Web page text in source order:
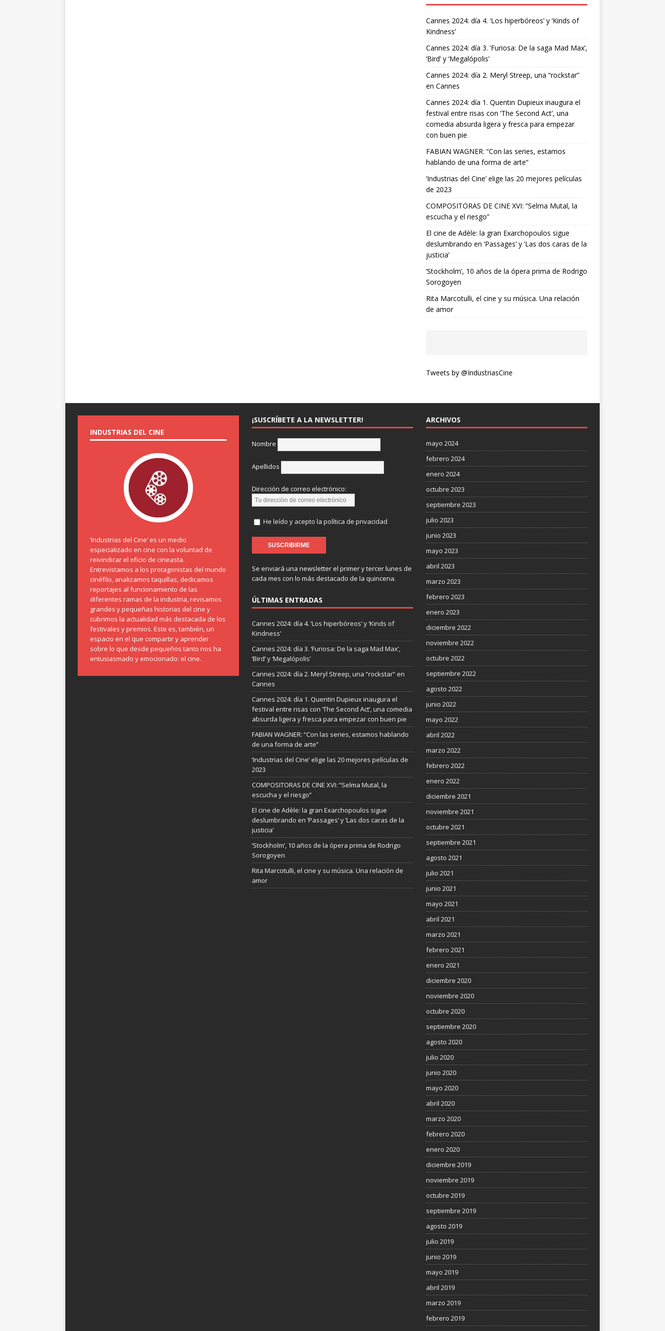
Cannes 2024: día 4. ‘Los hiperbóreos’ y ‘Kinds of
Kindness’
Cannes 2024: día 3. ‘Furiosa: De la saga Mad Max’,
‘Bird’ y ‘Megalópolis’
Cannes 2024: día 2. Meryl Streep, una “rockstar”
en Cannes
Cannes 2024: día 1. Quentin Dupieux inaugura el
festival entre risas con ‘The Second Act’, una
comedia absurda ligera y fresca para empezar
con buen pie
FABIAN WAGNER: “Con las series, estamos
hablando de una forma de arte”
‘Industrias del Cine’ elige las 20 mejores películas
de 2023
COMPOSITORAS DE CINE XVI: “Selma Mutal, la
escucha y el riesgo”
El cine de Adèle: la gran Exarchopoulos sigue
deslumbrando en ’Passages’ y ’Las dos caras de la
justicia’
‘Stockholm’, 10 años de la ópera prima de Rodrigo
Sorogoyen
Rita Marcotulli, el cine y su música. Una relación
de amor
Tweets by @IndustriasCine
INDUSTRIAS DEL CINE
‘Industrias del Cine’ es un medio
especializado en cine con la voluntad de
reivindicar el oficio de cineasta.
Entrevistamos a los protagonistas del mundo
cinéfilo, analizamos taquillas, dedicamos
reportajes al funcionamiento de las
diferentes ramas de la industria, revisamos
grandes y pequeñas historias del cine y
cubrimos la actualidad más destacada de los
festivales y premios. Este es, también, un
espacio en el que compartir y aprender
sobre lo que desde pequeños tanto nos ha
entusiasmado y emocionado: el cine.
¡SUSCRÍBETE A LA NEWSLETTER!
Nombre
Apellidos
Dirección de correo electrónico:
He leído y acepto la política de privacidad
Se enviará una newsletter el primer y tercer lunes de
cada mes con lo más destacado de la quincena.
ÚLTIMAS ENTRADAS
Cannes 2024: día 4. ‘Los hiperbóreos’ y ‘Kinds of
Kindness’
Cannes 2024: día 3. ‘Furiosa: De la saga Mad Max’,
‘Bird’ y ‘Megalópolis’
Cannes 2024: día 2. Meryl Streep, una “rockstar” en
Cannes
Cannes 2024: día 1. Quentin Dupieux inaugura el
festival entre risas con ‘The Second Act’, una comedia
absurda ligera y fresca para empezar con buen pie
FABIAN WAGNER: “Con las series, estamos hablando
de una forma de arte”
‘Industrias del Cine’ elige las 20 mejores películas de
2023
COMPOSITORAS DE CINE XVI: “Selma Mutal, la
escucha y el riesgo”
El cine de Adèle: la gran Exarchopoulos sigue
deslumbrando en ’Passages’ y ’Las dos caras de la
justicia’
‘Stockholm’, 10 años de la ópera prima de Rodrigo
Sorogoyen
Rita Marcotulli, el cine y su música. Una relación de
amor
ARCHIVOS
mayo 2024
febrero 2024
enero 2024
octubre 2023
septiembre 2023
julio 2023
junio 2023
mayo 2023
abril 2023
marzo 2023
febrero 2023
enero 2023
diciembre 2022
noviembre 2022
octubre 2022
septiembre 2022
agosto 2022
junio 2022
mayo 2022
abril 2022
marzo 2022
febrero 2022
enero 2022
diciembre 2021
noviembre 2021
octubre 2021
septiembre 2021
agosto 2021
julio 2021
junio 2021
mayo 2021
abril 2021
marzo 2021
febrero 2021
enero 2021
diciembre 2020
noviembre 2020
octubre 2020
septiembre 2020
agosto 2020
julio 2020
junio 2020
mayo 2020
abril 2020
marzo 2020
febrero 2020
enero 2020
diciembre 2019
noviembre 2019
octubre 2019
septiembre 2019
agosto 2019
julio 2019
junio 2019
mayo 2019
abril 2019
marzo 2019
febrero 2019